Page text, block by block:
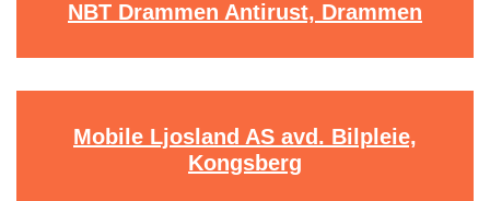
NBT Drammen Antirust, Drammen
Mobile Ljosland AS avd. Bilpleie,
Kongsberg